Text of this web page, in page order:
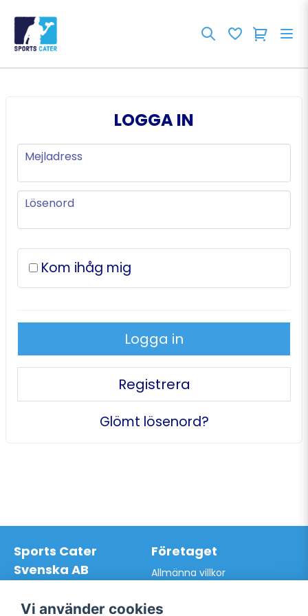
LOGGA IN
Mejladress
Mejladress
Lösenord
Lösenord
Kom ihåg mig
Logga in
Registrera
Glömt lösenord?
Sports Cater
Svenska AB
Org.nr: 559024-7762
Företaget
Allmänna villkor
Vi använder cookies